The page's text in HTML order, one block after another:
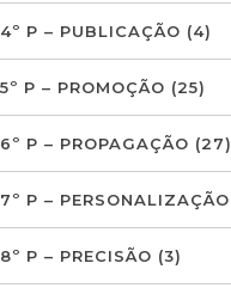
4º P – PUBLICAÇÃO (4)
5º P – PROMOÇÃO (25)
6º P – PROPAGAÇÃO (27)
7º P – PERSONALIZAÇÃO
8º P – PRECISÃO (3)